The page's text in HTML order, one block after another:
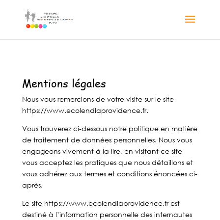
Mentions légales
Nous vous remercions de votre visite sur le site
https://www.ecolendlaprovidence.fr.
Vous trouverez ci-dessous notre politique en matière
de traitement de données personnelles. Nous vous
engageons vivement à la lire, en visitant ce site
vous acceptez les pratiques que nous détaillons et
vous adhérez aux termes et conditions énoncées ci-
après.
Le site https://www.ecolendlaprovidence.fr est
destiné à l’information personnelle des internautes